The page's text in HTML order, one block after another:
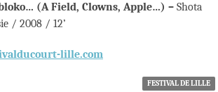
(A Field, Clowns, Apple…) – Shota
/ 2008 / 12’
lille.com
FESTIVAL DE LILLE